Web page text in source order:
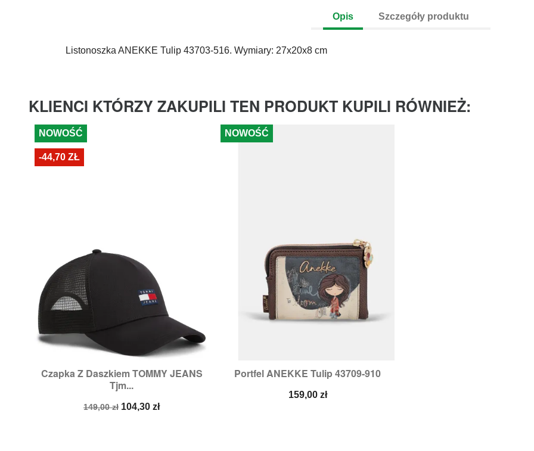
Opis Szczegóły produktu
Listonoszka ANEKKE Tulip 43703-516. Wymiary: 27x20x8 cm
KLIENCI KTÓRZY ZAKUPILI TEN PRODUKT KUPILI RÓWNIEŻ:
Czapka Z Daszkiem TOMMY JEANS
Tjm...
Cena
149,00 zł Cena
104,30 zł
Szybki podgląd
NOWOŚĆ
-44,70 ZŁ
Portfel ANEKKE Tulip 43709-910
Cena
159,00 zł
 Szybki podgląd
NOWOŚĆ